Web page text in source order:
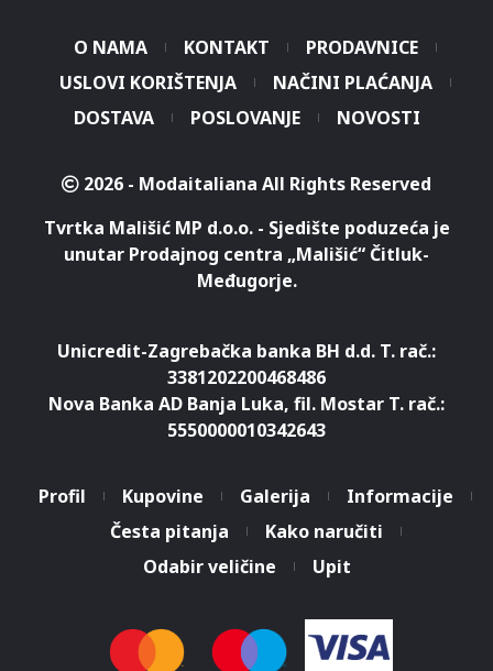
O NAMA KONTAKT
PRODAVNICE
USLOVI KORIŠTENJA
NAČINI PLAĆANJA
DOSTAVA
POSLOVANJE NOVOSTI
2026 - Modaitaliana All Rights Reserved
Tvrtka Mališić MP d.o.o. - Sjedište poduzeća je
unutar Prodajnog centra „Mališić“ Čitluk-
Međugorje.
Unicredit-Zagrebačka banka BH d.d. T. rač.:
3381202200468486
Nova Banka AD Banja Luka, fil. Mostar T. rač.:
5550000010342643
Profil Kupovine Galerija
Informacije
Česta pitanja
Kako naručiti
Odabir veličine
Upit